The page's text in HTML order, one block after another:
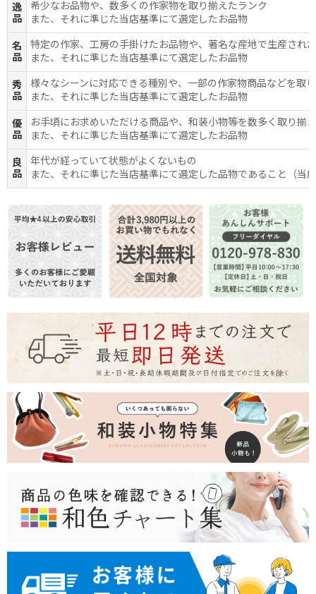
逸
品
希少なお品物や、数多くの作家物を取り揃えたランク
また、それに準じた当店基準にて選定したお品物
名
品
特定の作家、工房の手掛けたお品物や、著名な産地で生産され
また、それに準じた当店基準にて選定したお品物
秀
品
様々なシーンに対応できる種別や、一部の作家物商品などを取
また、それに準じた当店基準にて選定したお品物
優
品
お手頃にお求めいただける商品や、和装小物等を数多く取り揃
また、それに準じた当店基準にて選定したお品物
良
品
年代が経っていて状態がよくないもの
また、それに準じた当店基準にて選定した品物であること（当